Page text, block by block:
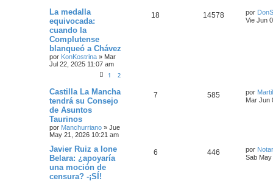
La medalla
equivocada:
cuando la
Complutense
blanqueó a Chávez
por KonKostrina » Mar
Jul 22, 2025 11:07 am
1 2
18 14578 por
Vie Jun
Castilla La Mancha
tendrá su Consejo
de Asuntos
Taurinos
por Manchurriano » Jue
May 21, 2026 10:21 am
7 585 por
Mar Jun
Javier Ruiz a Ione
Belara: ¿apoyaría
una moción de
censura? -¡SÍ!
6 446 por
Sab